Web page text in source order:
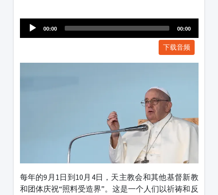
Player
00:00 00:00
下载音频
每年的9月1日到10月4日，天主教会和其他基督新教
和团体庆祝“照料受造界”。这是一个人们以祈祷和反